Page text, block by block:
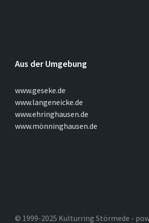
Aus der Umgebung
www.geseke.de
www.langeneicke.de
www.ehringhausen.de
www.mönninghausen.de
© 1999-2025 Kulturring Störmede -